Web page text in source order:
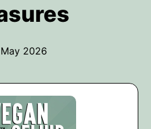
May 2026